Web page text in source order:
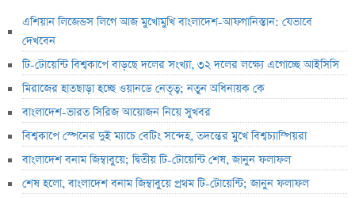
এশিয়ান লিজেন্ডস লিগে আজ মুখোমুখি বাংলাদেশ-আফগানিস্তান: যেভাবে
দেখবেন
টি-টোয়েন্টি বিশ্বকাপে বাড়ছে দলের সংখ্যা, ৩২ দলের লক্ষ্যে এগোচ্ছে আইসিসি
মিরাজের হাতছাড়া হচ্ছে ওয়ানডে নেতৃত্ব; নতুন অধিনায়ক কে
বাংলাদেশ-ভারত সিরিজ আয়োজন নিয়ে সুখবর
বিশ্বকাপে স্পেনের দুই ম্যাচে বেটিং সন্দেহ, তদন্তের মুখে বিশ্বচ্যাম্পিয়রা
বাংলাদেশ বনাম জিম্বাবুয়ে; দ্বিতীয় টি-টোয়েন্টি শেষ, জানুন ফলাফল
শেষ হলো, বাংলাদেশ বনাম জিম্বাবুয়ে প্রথম টি-টোয়েন্টি; জানুন ফলাফল